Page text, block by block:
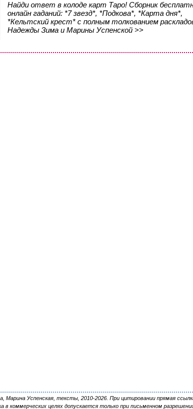
Найди ответ в колоде карт Таро! Сборник
онлайн гаданий: *7 звезд*, *Подкова*, *Карта дня*,
*Кельтский крест* с полным толкованием
Надежды Зима и Марины Успенской >>
Успенская, тексты, 2010-2026. При цитировании прямая
в коммерческих целях допускается только при письменном